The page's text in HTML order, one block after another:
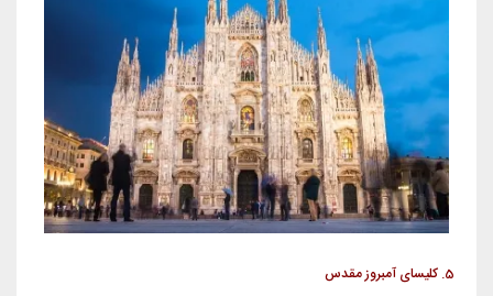
5. کلیسای آمبروز مقدس